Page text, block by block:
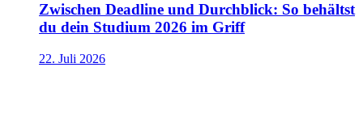
Zwischen Deadline und Durchblick: So behältst
du dein Studium 2026 im Griff
22. Juli 2026